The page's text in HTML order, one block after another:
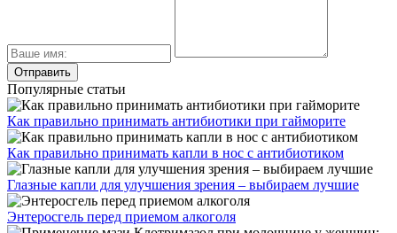
Популярные статьи
Как правильно принимать антибиотики при гайморите
Как правильно принимать капли в нос с антибиотиком
Глазные капли для улучшения зрения – выбираем лучшие
Энтеросгель перед приемом алкоголя